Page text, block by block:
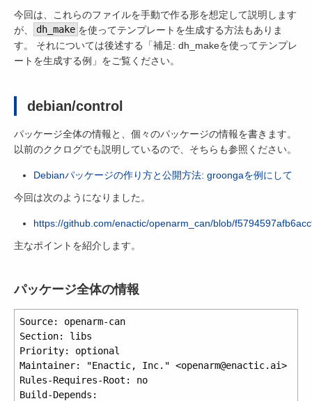
今回は、これらのファイルを手動で作る形を想定して説明します
が、
dh_make を使ってテンプレートを生成する方法もありま
す。 それについては後述する「補足: dh_makeを使ってテンプレ
ートを生成する例」をご覧ください。
debian/control
パッケージ全体の情報と、個々のパッケージの情報を書きます。
以前のククログでも説明しているので、そちらも参照ください。
Debianパッケージの作り方と公開方法: groongaを例にして
今回は次のようになりました。
https://github.com/enactic/openarm_can/blob/
主なポイントを紹介します。
パッケージ全体の情報
Source: openarm-can
Section: libs
Priority: optional
Maintainer: "Enactic, Inc." <openarm@enactic.ai>
Rules-Requires-Root: no
Build-Depends: